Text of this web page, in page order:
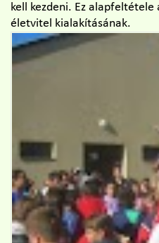
kell kezdeni. Ez alapfeltétele
életvitel kialakításának.